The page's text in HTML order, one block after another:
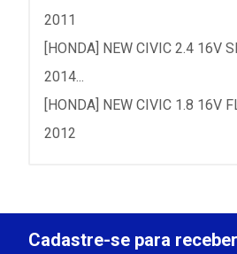
2011
[HONDA] NEW CIVIC 2.4 16V
2014...
[HONDA] NEW CIVIC 1.8 16V
2012
Cadastre-se para